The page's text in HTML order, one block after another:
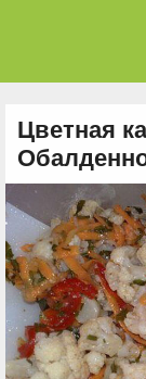
Цветная